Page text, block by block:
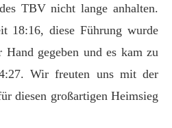
TBV nicht lange anhalten.
18:16, diese Führung wurde
gegeben und es kam zu
Wir freuten uns mit der
diesen großartigen Heimsieg